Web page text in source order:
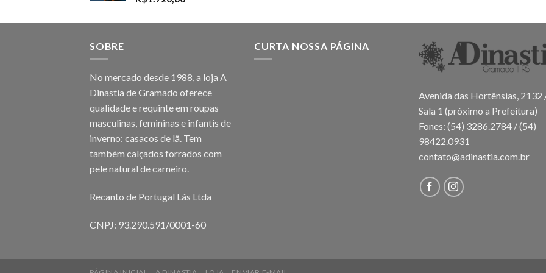
SOBRE
No mercado desde 1988, a loja A
Dinastia de Gramado oferece
qualidade e requinte em roupas
masculinas, femininas e infantis de
inverno: casacos de lã. Tem
também calçados forrados com
pele natural de carneiro.
Recanto de Portugal Lãs Ltda
CNPJ: 93.290.591/0001-60
CURTA NOSSA PÁGINA
Avenida das Hortênsias, 2132
Sala 1 (próximo a Prefeitura)
Fones: (54) 3286.2784 / (54)
98422.0931
contato@adinastia.com.br